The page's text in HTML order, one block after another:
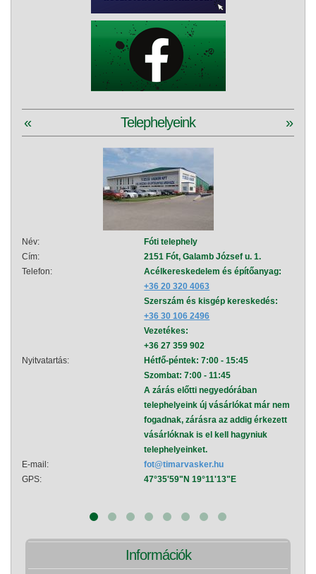
Telephelyeink
« »
Név:
Fóti telephely
Cím:
2151 Fót, Galamb József u. 1.
Telefon:
Acélkereskedelem és építőanyag:
+36 20 320 4063
Szerszám és kisgép kereskedés:
+36 30 106 2496
Vezetékes:
+36 27 359 902
Nyitvatartás:
Hétfő-péntek: 7:00 - 15:45
Szombat: 7:00 - 11:45
A zárás előtti negyedórában
telephelyeink új vásárlókat már nem
fogadnak, zárásra az addig érkezett
vásárlóknak is el kell hagyniuk
telephelyeinket.
E-mail:
fot@timarvasker.hu
GPS:
47°35'59"N 19°11'13"E
Információk